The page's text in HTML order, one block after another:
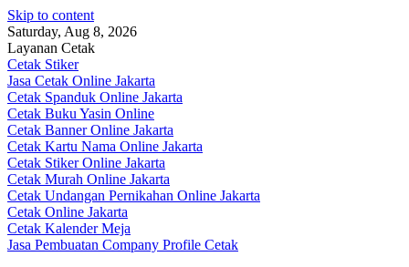
Skip to content
Saturday, Aug 8, 2026
Layanan Cetak
Cetak Stiker
Jasa Cetak Online Jakarta
Cetak Spanduk Online Jakarta
Cetak Buku Yasin Online
Cetak Banner Online Jakarta
Cetak Kartu Nama Online Jakarta
Cetak Stiker Online Jakarta
Cetak Murah Online Jakarta
Cetak Undangan Pernikahan Online Jakarta
Cetak Online Jakarta
Cetak Kalender Meja
Jasa Pembuatan Company Profile Cetak